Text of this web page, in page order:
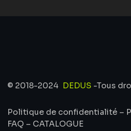
© 2018-2024 DEDUS -Tous
Politique de confidentialité –
FAQ – CATALOGUE